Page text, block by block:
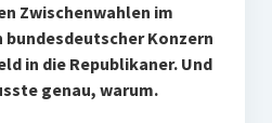
Zwischenwahlen im
bundesdeutscher Konzern
in die Republikaner. Und
genau, warum.